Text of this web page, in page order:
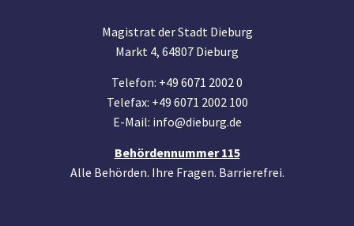
Magistrat der Stadt Dieburg
Markt 4, 64807 Dieburg
Telefon: +49 6071 2002 0
Telefax: +49 6071 2002 100
E-Mail: info@dieburg.de
Behördennummer 115
Alle Behörden. Ihre Fragen. Barrierefrei.